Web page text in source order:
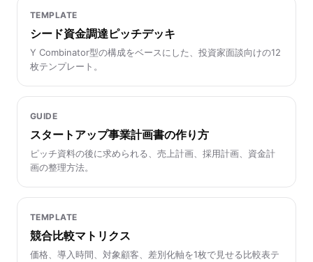
TEMPLATE
シード資金調達ピッチデッキ
Y Combinator型の構成をベースにした、投資家面談向けの12
枚テンプレート。
GUIDE
スタートアップ事業計画書の作り方
ピッチ資料の後に求められる、売上計画、採用計画、資金計
画の整理方法。
TEMPLATE
競合比較マトリクス
価格、導入時間、対象顧客、差別化軸を1枚で見せる比較表テ